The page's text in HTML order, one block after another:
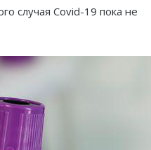
случая Covid-19 пока не